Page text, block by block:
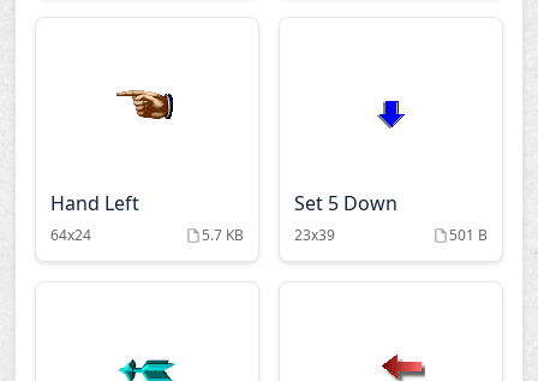
Hand Left
64x24 5.7 KB
Set 5 Down
23x39 501 B